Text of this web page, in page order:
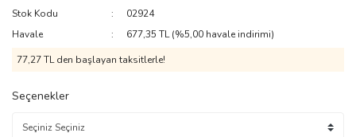
Stok Kodu
02924
Havale
677,35 TL (%5,00 havale indirimi)
77,27 TL den başlayan taksitlerle!
Seçenekler